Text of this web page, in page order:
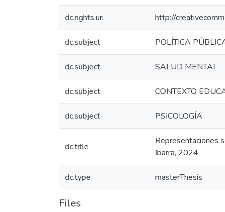
dc.rights.uri http://
dc.subject POLÍTICA
dc.subject SALUD MENTAL
dc.subject CONTEXTO
dc.subject PSICOLOGÍA
dc.title
Representaciones
Ibarra, 2024.
dc.type masterThesis
Files